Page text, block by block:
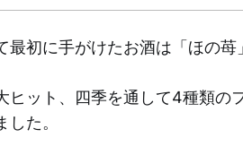
最初に手がけたお酒は「ほの苺
ヒット、四季を通して4種類の
た。